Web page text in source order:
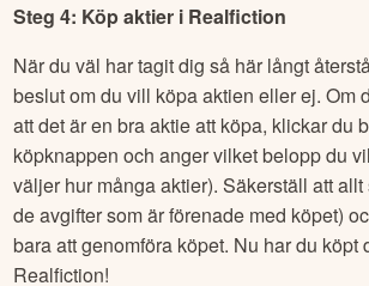
Steg 4: Köp aktier i Realfiction
När du väl har tagit dig så här långt
beslut om du vill köpa aktien eller ej. Om
att det är en bra aktie att köpa, klickar du
köpknappen och anger vilket belopp du
väljer hur många aktier). Säkerställ att allt
de avgifter som är förenade med köpet)
bara att genomföra köpet. Nu har du köpt
Realfiction!